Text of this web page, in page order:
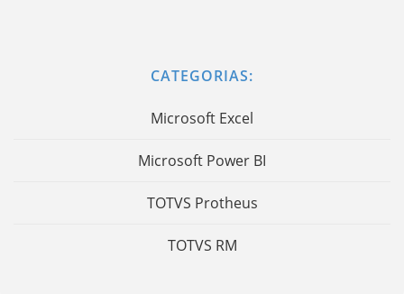
CATEGORIAS:
Microsoft Excel
Microsoft Power BI
TOTVS Protheus
TOTVS RM